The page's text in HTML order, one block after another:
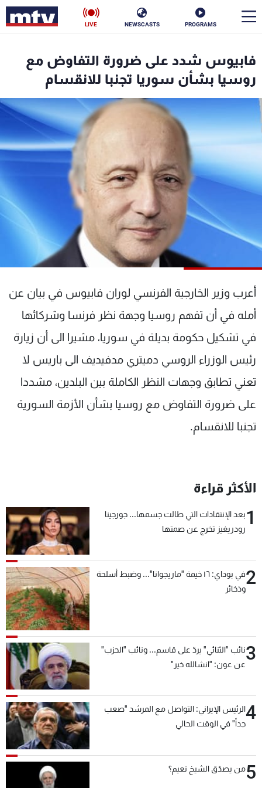
PROGRAMS
NEWSCASTS
LIVE
فابيوس شدد على ضرورة التفاوض مع
روسيا بشأن سوريا تجنبا للانقسام
أعرب وزير الخارجية الفرنسي لوران فابيوس في بيان عن
أمله في أن تفهم روسيا وجهة نظر فرنسا وشركائها
في تشكيل حكومة بديلة في سوريا، مشيرا الى أن زيارة
رئيس الوزراء الروسي دميتري مدفيديف الى باريس لا
تعني تطابق وجهات النظر الكاملة بين البلدين، مشددا
على ضرورة التفاوض مع روسيا بشأن الأزمة السورية
تجنبا للانقسام.
الأكثر قراءة
1بعد الإنتقادات التي طالت جسمها... جورجينا
رودريغيز تخرج عن صمتها
2
في بوداي: ١٦ خيمة "ماريجوانا"... وضبط أسلحة
وذخائر
3نائب "الثنائي" يردّ على قاسم... ونائب "الحزب"
عن عون: "انشالله خير"
4الرئيس الإيراني: التواصل مع المرشد "صعب
جداً" في الوقت الحالي
5من يصدّق الشيخ نعيم؟
الأخبار
ناس
إقتصاد
منوعات رياضة
كأس العالم
البرامج
جدول البرامج
الترددات
الإنـتـاج
لاعلاناتكم
تواصل معنا
شروط الإسـتخدام
سياسة الخصوصية